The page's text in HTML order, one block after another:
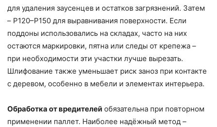
для удаления заусенцев и остатков загрязнений. Затем
– P120–P150 для выравнивания поверхности. Если
поддоны использовались на складах, часто на них
остаются маркировки, пятна или следы от крепежа –
при необходимости эти участки лучше вырезать.
Шлифование также уменьшает риск заноз при контакте
с деревом, особенно в мебели и элементах интерьера.
Обработка от вредителей обязательна при повторном
применении паллет. Наиболее надёжный метод –